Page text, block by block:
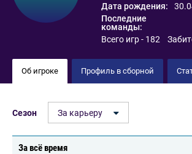
Дата рождения:
Последние
команды:
Всего игр - 182
Об игроке Профиль в сборной
Сезон За карьеру
За всё время